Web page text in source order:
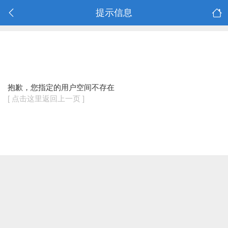
提示信息
抱歉，您指定的用户空间不存在
[ 点击这里返回上一页 ]